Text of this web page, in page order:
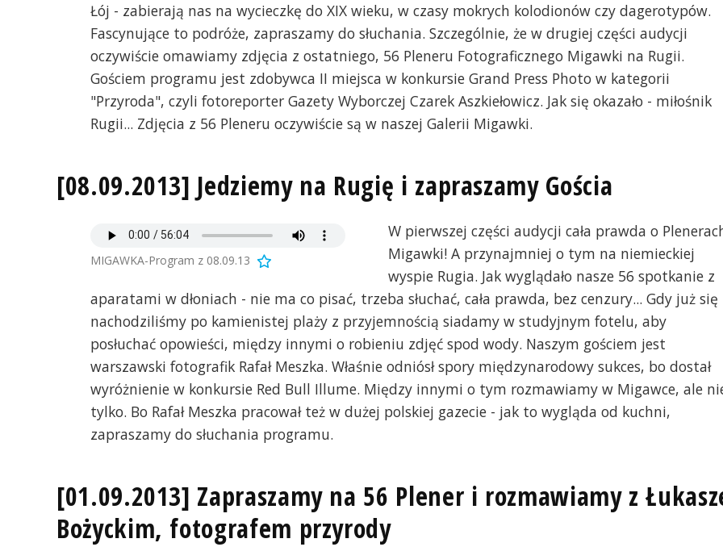
Łój - zabierają nas na wycieczkę do XIX wieku, w czasy mokrych kolodionów czy dagerotypów.
Fascynujące to podróże, zapraszamy do słuchania. Szczególnie, że w drugiej części audycji
oczywiście omawiamy zdjęcia z ostatniego, 56 Pleneru Fotograficznego Migawki na Rugii.
Gościem programu jest zdobywca II miejsca w konkursie Grand Press Photo w kategorii
"Przyroda", czyli fotoreporter Gazety Wyborczej Czarek Aszkiełowicz. Jak się okazało - miłośnik
Rugii... Zdjęcia z 56 Pleneru oczywiście są w naszej Galerii Migawki.
[08.09.2013] Jedziemy na Rugię i zapraszamy Gościa
MIGAWKA-Program z 08.09.13
W pierwszej części audycji cała prawda o
Migawki! A przynajmniej o tym na niemieckiej
wyspie Rugia. Jak wyglądało nasze 56 spotkanie z
aparatami w dłoniach - nie ma co pisać, trzeba słuchać, cała prawda, bez cenzury... Gdy już się
nachodziliśmy po kamienistej plaży z przyjemnością siadamy w studyjnym fotelu, aby
posłuchać opowieści, między innymi o robieniu zdjęć spod wody. Naszym gościem jest
warszawski fotografik Rafał Meszka. Właśnie odniósł spory międzynarodowy sukces, bo dostał
wyróżnienie w konkursie Red Bull Illume. Między innymi o tym rozmawiamy w Migawce, ale
tylko. Bo Rafał Meszka pracował też w dużej polskiej gazecie - jak to wygląda od kuchni,
zapraszamy do słuchania programu.
[01.09.2013] Zapraszamy na 56 Plener i rozmawiamy z
Bożyckim, fotografem przyrody